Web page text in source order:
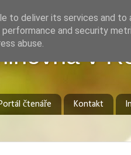
v
Portál čtenáře Kontakt
to deliver its services and to
and security
abuse.